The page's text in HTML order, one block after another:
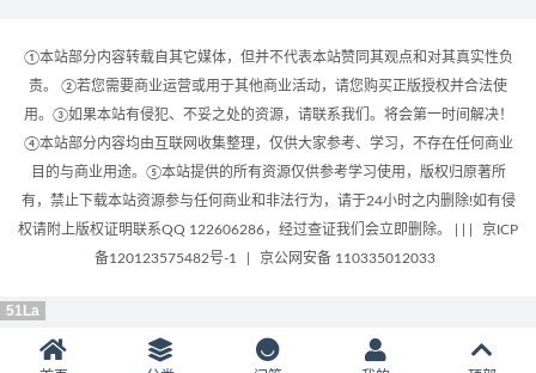
①本站部分内容转载自其它媒体，但并不代表本站赞同其观点和对其真实性负
责。 ②若您需要商业运营或用于其他商业活动，请您购买正版授权并合法使
用。③如果本站有侵犯、不妥之处的资源，请联系我们。将会第一时间解决！
④本站部分内容均由互联网收集整理，仅供大家参考、学习，不存在任何商业
目的与商业用途。⑤本站提供的所有资源仅供参考学习使用，版权归原著所
有，禁止下载本站资源参与任何商业和非法行为，请于24小时之内删除!如有侵
权请附上版权证明联系QQ 122606286，经过查证我们会立即删除。 | |
京ICP
备120123575482号-1
京公网安备 110335012033
51La